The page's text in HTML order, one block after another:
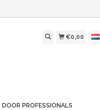
€0,00
DOOR PROFESSIONALS